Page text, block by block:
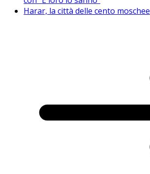
Harar, la città delle cento moschee